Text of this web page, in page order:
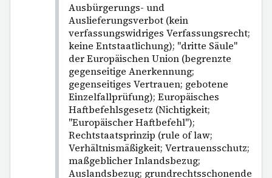
Ausbürgerungs- und
Auslieferungsverbot (kein
verfassungswidriges Verfassungsrecht;
keine Entstaatlichung); "dritte Säule"
der Europäischen Union (begrenzte
gegenseitige Anerkennung;
gegenseitiges Vertrauen; gebotene
Einzelfallprüfung); Europäisches
Haftbefehlsgesetz (Nichtigkeit;
"Europäischer Haftbefehl");
Rechtstaatsprinzip (rule of law;
Verhältnismäßigkeit; Vertrauensschutz;
maßgeblicher Inlandsbezug;
Auslandsbezug; grundrechtsschonende